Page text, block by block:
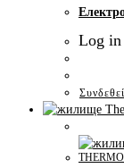
Log in